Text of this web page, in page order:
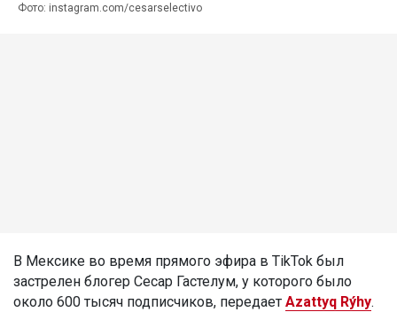
Фото: instagram.com/cesarselectivo
В Мексике во время прямого эфира в TikTok был
застрелен блогер Сесар Гастелум, у которого было
около 600 тысяч подписчиков, передает Azattyq Rýhy.